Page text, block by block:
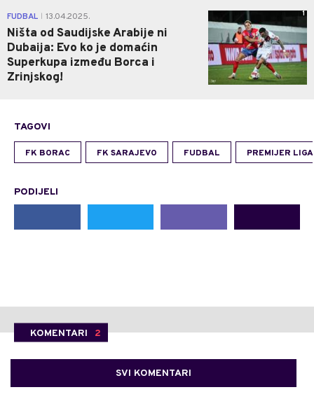
FUDBAL 13.04.2025.
Ništa od Saudijske Arabije ni
Dubaija: Evo ko je domaćin
Superkupa između Borca i
Zrinjskog!
1
TAGOVI
FK BORAC FK SARAJEVO FUDBAL PREMIJER
PODIJELI
KOMENTARI 2
SVI KOMENTARI